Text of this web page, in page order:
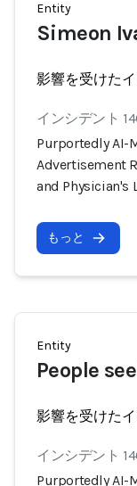
Entity
Simeon
影響を受けた
インシデント
Purportedly AI-
Advertisement
and Physician's
もっと
Entity
People
影響を受けた
インシデント
Purportedly AI-